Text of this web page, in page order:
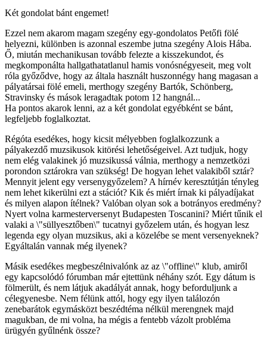
Két gondolat bánt engemet!
Ezzel nem akarom magam szegény egy-gondolatos Petőfi fölé
helyezni, különben is azonnal eszembe jutna szegény Alois Hába.
Ő, miután mechanikusan tovább felezte a kisszekundot, és
megkomponálta hallgathatatlanul hamis vonósnégyeseit, meg volt
róla győződve, hogy az általa használt huszonnégy hang magasan a
pályatársai fölé emeli, merthogy szegény Bartók, Schönberg,
Stravinsky és mások leragadtak potom 12 hangnál...
Ha pontos akarok lenni, az a két gondolat egyébként se bánt,
legfeljebb foglalkoztat.
Régóta esedékes, hogy kicsit mélyebben foglalkozzunk a
pályakezdő muzsikusok kitörési lehetőségeivel. Azt tudjuk, hogy
nem elég valakinek jó muzsikussá válnia, merthogy a nemzetközi
porondon sztárokra van szükség! De hogyan lehet valakiből sztár?
Mennyit jelent egy versenygyőzelem? A hírnév keresztútján tényleg
nem lehet kikerülni ezt a stációt? Kik és miért írnak ki pályadíjakat
és milyen alapon ítélnek? Valóban olyan sok a botrányos eredmény?
Nyert volna karmesterversenyt Budapesten Toscanini? Miért tűnik el
valaki a \"süllyesztőben\" tucatnyi győzelem után, és hogyan lesz
legenda egy olyan muzsikus, aki a közelébe se ment versenyeknek?
Egyáltalán vannak még ilyenek?
Másik esedékes megbeszélnivalónk az az \"offline\" klub, amiről
egy kapcsolódó fórumban már ejtettünk néhány szót. Egy dátum is
fölmerült, és nem látjuk akadályát annak, hogy beforduljunk a
célegyenesbe. Nem félünk attól, hogy egy ilyen találozón
zenebarátok egymásközt beszédtéma nélkül merengnek majd
magukban, de mi volna, ha mégis a fentebb vázolt probléma
ürügyén gyűlnénk össze?